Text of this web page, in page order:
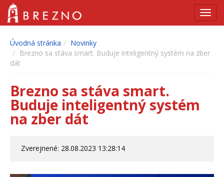
Úvodná stránka
Novinky
Brezno sa stáva smart. Buduje inteligentný systém na zber
dát
Brezno sa stáva smart.
Buduje inteligentný systém
na zber dát
Zverejnené: 28.08.2023 13:28:14